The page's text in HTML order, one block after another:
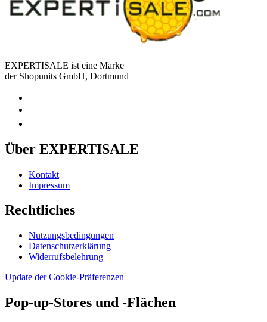
EXPERTISALE ist eine Marke
der Shopunits GmbH, Dortmund
Über EXPERTISALE
Kontakt
Impressum
Rechtliches
Nutzungsbedingungen
Datenschutzerklärung
Widerrufsbelehrung
Update der Cookie-Präferenzen
Pop-up-Stores und -Flächen